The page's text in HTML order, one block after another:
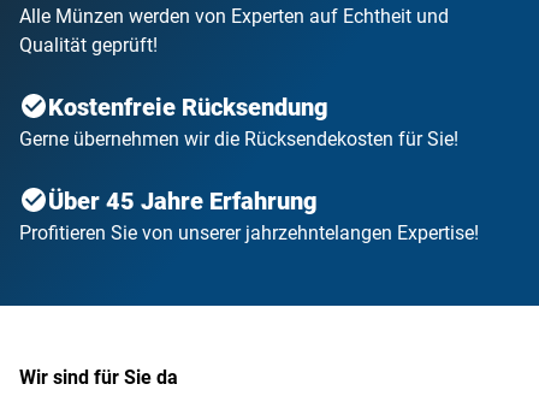
Alle Münzen werden von Experten auf Echtheit und
Qualität geprüft!
Kostenfreie Rücksendung
Gerne übernehmen wir die Rücksendekosten für Sie!
Über 45 Jahre Erfahrung
Profitieren Sie von unserer jahrzehntelangen Expertise!
Wir sind für Sie da